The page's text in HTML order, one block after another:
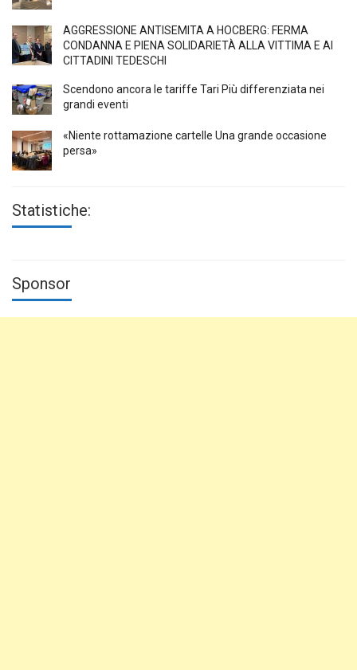
AGGRESSIONE ANTISEMITA A HÖCBERG: FERMA
CONDANNA E PIENA SOLIDARIETÀ ALLA VITTIMA E AI
CITTADINI TEDESCHI
Scendono ancora le tariffe Tari Più differenziata nei
grandi eventi
«Niente rottamazione cartelle Una grande occasione
persa»
Statistiche:
Sponsor